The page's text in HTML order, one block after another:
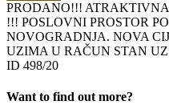
PRODANO!!!
!!! POSLOVNI PROSTOR
NOVOGRADNJA. NOVA
UZIMA U RAČUN STAN
ID 498/20
Want to find out more?